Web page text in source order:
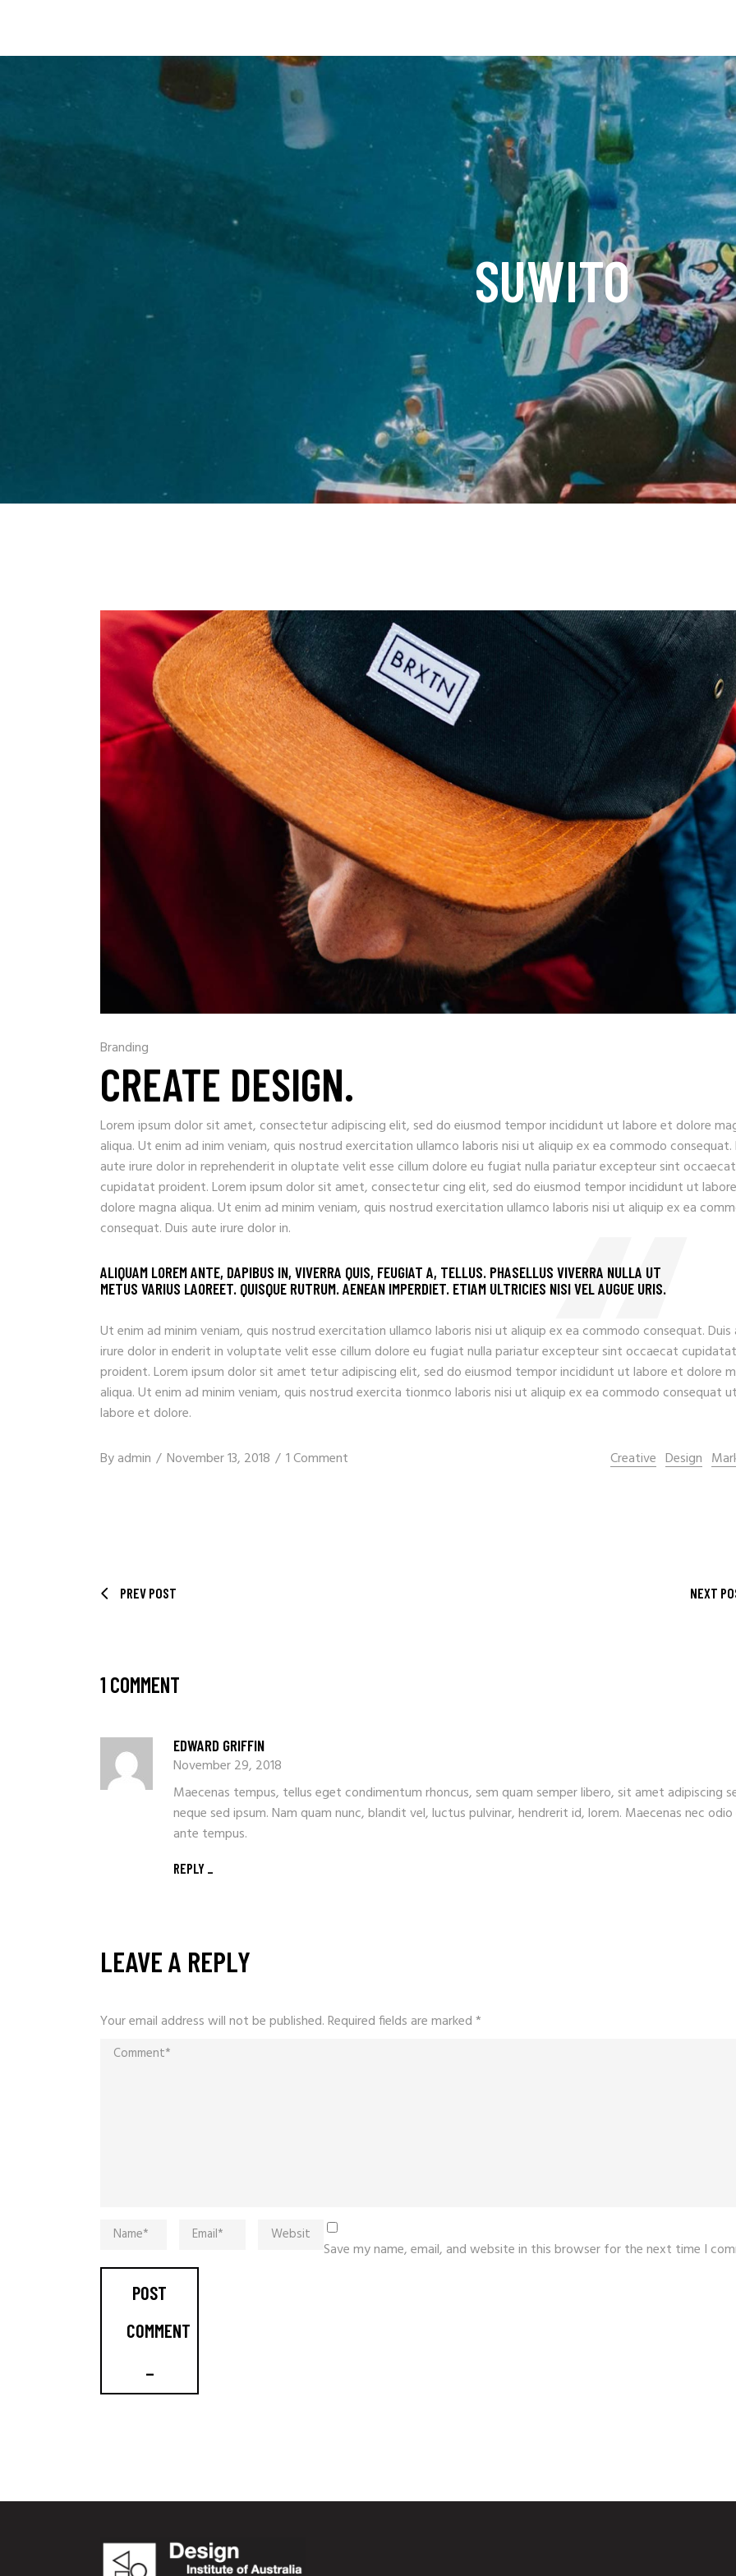
SUWITO
Branding
CREATE DESIGN.
Lorem ipsum dolor sit amet, consectetur adipiscing elit, sed do eiusmod tempor incididunt ut labore et dolore
aliqua. Ut enim ad inim veniam, quis nostrud exercitation ullamco laboris nisi ut aliquip ex ea commodo consequat.
aute irure dolor in reprehenderit in oluptate velit esse cillum dolore eu fugiat nulla pariatur excepteur sint occaecat
cupidatat proident. Lorem ipsum dolor sit amet, consectetur cing elit, sed do eiusmod tempor incididunt ut
dolore magna aliqua. Ut enim ad minim veniam, quis nostrud exercitation ullamco laboris nisi ut aliquip ex ea
consequat. Duis aute irure dolor in.
ALIQUAM LOREM ANTE, DAPIBUS IN, VIVERRA QUIS, FEUGIAT A, TELLUS. PHASELLUS VIVERRA NULLA UT
METUS VARIUS LAOREET. QUISQUE RUTRUM. AENEAN IMPERDIET. ETIAM ULTRICIES NISI VEL AUGUE URIS.
Ut enim ad minim veniam, quis nostrud exercitation ullamco laboris nisi ut aliquip ex ea commodo consequat. Duis
irure dolor in enderit in voluptate velit esse cillum dolore eu fugiat nulla pariatur excepteur sint occaecat
proident. Lorem ipsum dolor sit amet tetur adipiscing elit, sed do eiusmod tempor incididunt ut labore et dolore
aliqua. Ut enim ad minim veniam, quis nostrud exercita tionmco laboris nisi ut aliquip ex ea commodo consequat ut
labore et dolore.
Byadmin November 13, 2018 1 Comment Creative Design
PREV POST NEXT
1 COMMENT
EDWARD GRIFFIN
November 29, 2018
Maecenas tempus, tellus eget condimentum rhoncus, sem quam semper libero, sit amet adipiscing
neque sed ipsum. Nam quam nunc, blandit vel, luctus pulvinar, hendrerit id, lorem. Maecenas nec
ante tempus.
REPLY
LEAVE A REPLY
Your email address will not be published.Required fields are marked*
Save my name, email, and website in this browser for the next time I
POST
COMMENT
_